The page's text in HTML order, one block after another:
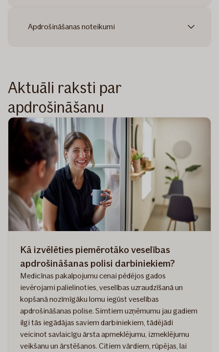
Apdrošināšanas noteikumi
Aktuāli raksti par
apdrošināšanu
Kā izvēlēties piemērotāko veselības
apdrošināšanas polisi darbiniekiem?
Medicīnas pakalpojumu cenai pēdējos gados
ievērojami palielinoties, veselības uzraudzīšanā un
kopšanā nozīmīgāku lomu iegūst veselības
apdrošināšanas polise. Simtiem uzņēmumu jau gadiem
ilgi tās iegādājas saviem darbiniekiem, tādējādi
veicinot savlaicīgu ārsta apmeklējumu, izmeklējumu
veikšanu un ārstēšanos. Citiem vārdiem, rūpējas, lai